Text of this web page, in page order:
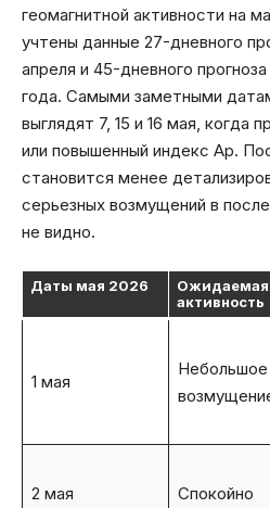
геомагнитной активности на
учтены данные 27-дневного
апреля и 45-дневного
года. Самыми заметными
выглядят 7, 15 и 16 мая, когда
или повышенный индекс Ap.
становится менее
серьезных возмущений в
не видно.
Даты мая 2026
Ожидаемая
активность
1 мая
Небольшое
2 мая Спокойно